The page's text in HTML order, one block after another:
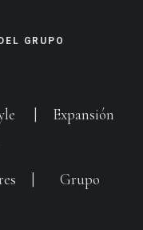
GRUPO
Expansión
Grupo